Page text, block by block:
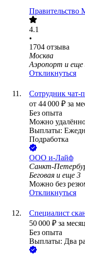
Правительство
4.1
•
1704 отзыва
Москва
Аэропорт и еще
Откликнуться
Сотрудник чат-
от 44 000 ₽ за
Без опыта
Можно
Выплаты:
Подработка
ООО и-Лайф
Санкт-
Беговая и еще 3
Можно без
Откликнуться
Специалист
50 000 ₽ за
Без опыта
Выплаты: Два